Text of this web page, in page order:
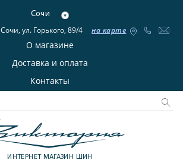
Сочи
Сочи, ул. Горького, 89/4 на карте
О магазине
Доставка и оплата
Контакты
ИНТЕРНЕТ МАГАЗИН ШИН